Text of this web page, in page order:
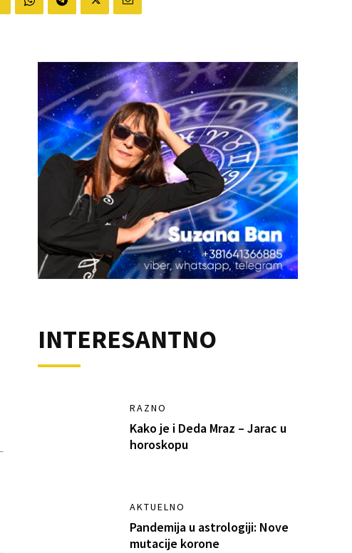
INTERESANTNO
RAZNO
Kako je i Deda Mraz – Jarac u
horoskopu
AKTUELNO
Pandemija u astrologiji: Nove
mutacije korone